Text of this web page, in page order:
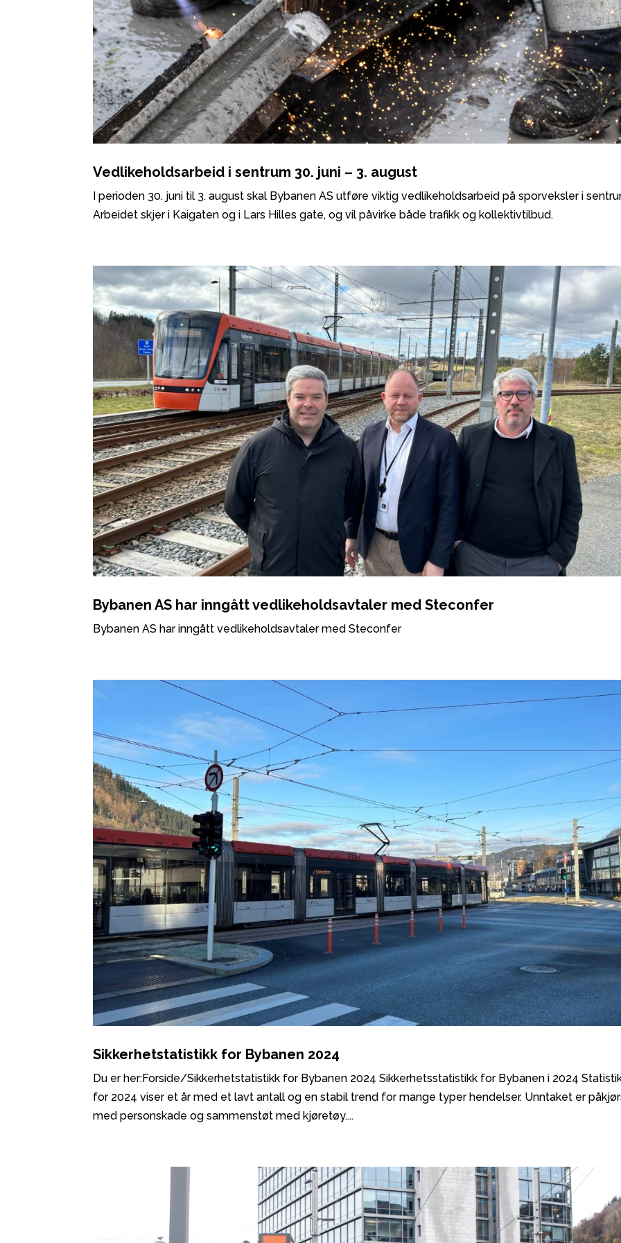
Vedlikeholdsarbeid i sentrum 30. juni – 3. august
I perioden 30. juni til 3. august skal Bybanen AS utføre viktig vedlikeholdsarbeid på sporveksler i
Arbeidet skjer i Kaigaten og i Lars Hilles gate, og vil påvirke både trafikk og kollektivtilbud.
Bybanen AS har inngått vedlikeholdsavtaler med Steconfer
Bybanen AS har inngått vedlikeholdsavtaler med Steconfer
Sikkerhetstatistikk for Bybanen 2024
Du er her:Forside/Sikkerhetstatistikk for Bybanen 2024 Sikkerhetsstatistikk for Bybanen i 2024
for 2024 viser et år med et lavt antall og en stabil trend for mange typer hendelser. Unntaket er
med personskade og sammenstøt med kjøretøy....